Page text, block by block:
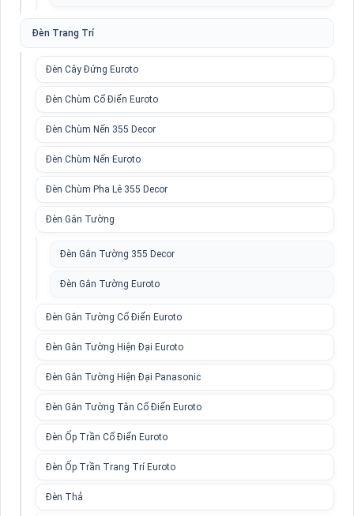
Đèn Trang Trí
Đèn Cây Đứng Euroto
Đèn Chùm Cổ Điển Euroto
Đèn Chùm Nến 355 Decor
Đèn Chùm Nến Euroto
Đèn Chùm Pha Lê 355 Decor
Đèn Gắn Tường
Đèn Gắn Tường 355 Decor
Đèn Gắn Tường Euroto
Đèn Gắn Tường Cổ Điển Euroto
Đèn Gắn Tường Hiện Đại Euroto
Đèn Gắn Tường Hiện Đại Panasonic
Đèn Gắn Tường Tân Cổ Điển Euroto
Đèn Ốp Trần Cổ Điển Euroto
Đèn Ốp Trần Trang Trí Euroto
Đèn Thả